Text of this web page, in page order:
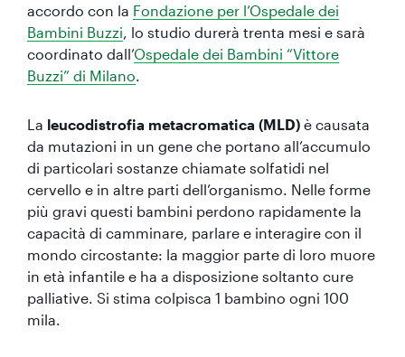
accordo con la Fondazione per l’Ospedale dei
Bambini Buzzi , lo studio durerà trenta mesi e sarà
coordinato dall’Ospedale dei Bambini “Vittore
Buzzi” di Milano
La leucodistrofia metacromatica (MLD) è causata
da mutazioni in un gene che portano all’accumulo
di particolari sostanze chiamate solfatidi nel
cervello e in altre parti dell’organismo. Nelle forme
più gravi questi bambini perdono rapidamente la
capacità di camminare, parlare e interagire con il
mondo circostante: la maggior parte di loro muore
in età infantile e ha a disposizione soltanto cure
palliative. Si stima colpisca 1 bambino ogni 100
mila.